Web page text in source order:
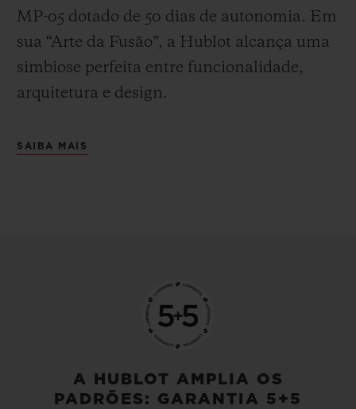
MP-05 dotado de 50 dias de autonomia. Em
sua “Arte da Fusão”, a Hublot alcança uma
simbiose perfeita entre funcionalidade,
arquitetura e design.
SAIBA MAIS
A HUBLOT AMPLIA OS
PADRÕES: GARANTIA 5+5